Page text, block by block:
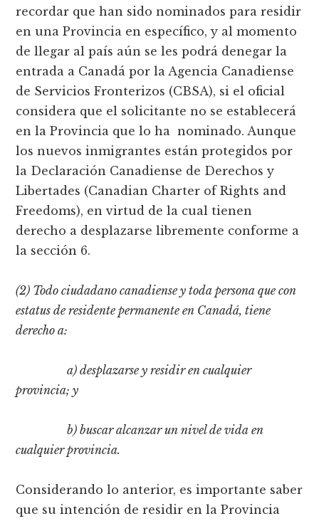
recordar que han sido nominados para residir
en una Provincia en específico, y al momento
de llegar al país aún se les podrá denegar la
entrada a Canadá por la Agencia Canadiense
de Servicios Fronterizos (CBSA), si el oficial
considera que el solicitante no se establecerá
en la Provincia que lo ha nominado. Aunque
los nuevos inmigrantes están protegidos por
la Declaración Canadiense de Derechos y
Libertades (Canadian Charter of Rights and
Freedoms), en virtud de la cual tienen
derecho a desplazarse libremente conforme a
la sección 6.
(2) Todo ciudadano canadiense y toda persona que con
estatus de residente permanente en Canadá, tiene
derecho a:
a) desplazarse y residir en cualquier
provincia; y
b) buscar alcanzar un nivel de vida en
cualquier provincia.
Considerando lo anterior, es importante saber
que su intención de residir en la Provincia